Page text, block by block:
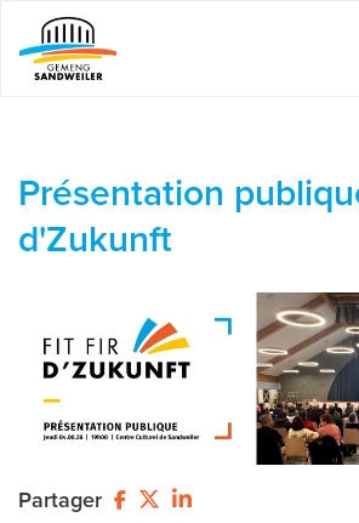
Veuillez
noter
Web
comprend
un
Présentation
d'Zukunft
Partager